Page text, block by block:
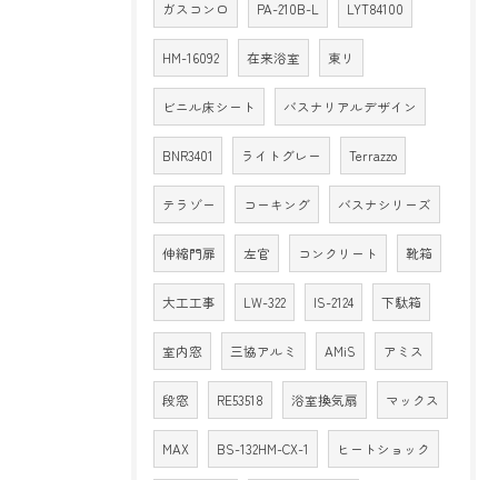
ガスコンロ PA-210B-L LYT84100
HM-16092 在来浴室 東リ
ビニル床シート バスナリアルデザイン
BNR3401 ライトグレー Terrazzo
テラゾー コーキング バスナシリーズ
伸縮門扉 左官 コンクリート 靴箱
大工工事 LW-322 IS-2124 下駄箱
室内窓 三協アルミ AMiS アミス
段窓 RE53518 浴室換気扇 マックス
MAX BS-132HM-CX-1 ヒートショック